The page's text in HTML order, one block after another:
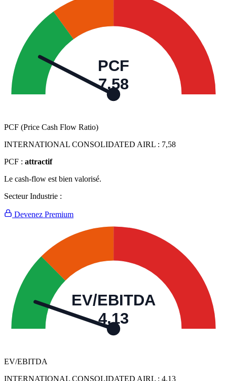
PCF
7,58
PCF (Price Cash Flow Ratio)
INTERNATIONAL CONSOLIDATED AIRL : 7,58
PCF : attractif
Le cash-flow est bien valorisé.
Secteur Industrie :
Devenez Premium
EV/EBITDA
4,13
EV/EBITDA
INTERNATIONAL CONSOLIDATED AIRL : 4,13